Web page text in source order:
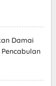
Damai